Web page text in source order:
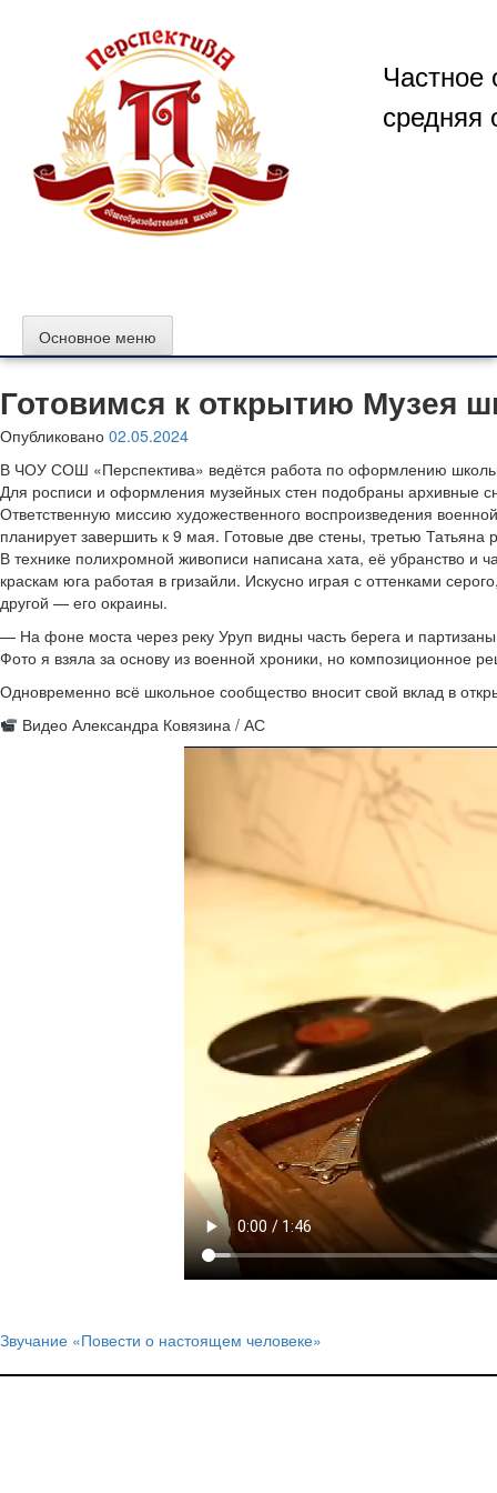
содержимому
Частное
средняя
Основное меню
Готовимся к открытию Музея
Опубликовано 02.05.2024
В ЧОУ СОШ «Перспектива» ведётся работа по оформлению
Для росписи и оформления музейных стен подобраны архивные
Ответственную миссию художественного воспроизведения
планирует завершить к 9 мая. Готовые две стены, третью Татьяна
В технике полихромной живописи написана хата, её убранство и
краскам юга работая в гризайли. Искусно играя с оттенками
другой — его окраины.
— На фоне моста через реку Уруп видны часть берега и
Фото я взяла за основу из военной хроники, но композиционное
Одновременно всё школьное сообщество вносит свой вклад в
Видео Александра Ковязина / АС
Звучание «Повести о настоящем человеке»